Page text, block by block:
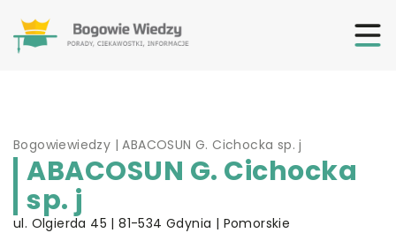
Bogowiewiedzy |ABACOSUN G. Cichocka sp. j
ABACOSUN G. Cichocka
sp. j
ul. Olgierda 45 | 81-534 Gdynia | Pomorskie